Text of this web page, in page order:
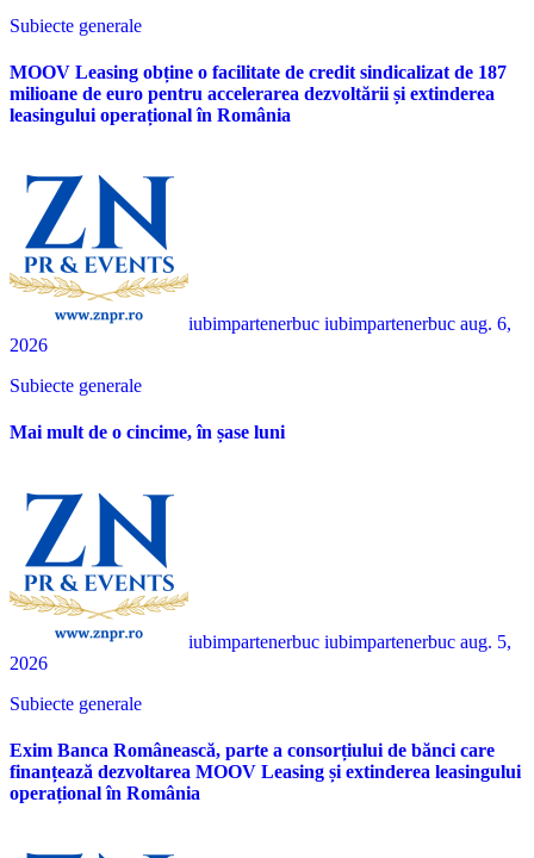
Subiecte generale
MOOV Leasing obține o facilitate de credit sindicalizat de 187
milioane de euro pentru accelerarea dezvoltării și extinderea
leasingului operațional în România
iubimpartenerbuc iubimpartenerbuc aug. 6,
2026
Subiecte generale
Mai mult de o cincime, în șase luni
iubimpartenerbuc iubimpartenerbuc aug. 5,
2026
Subiecte generale
Exim Banca Românească, parte a consorțiului de bănci care
finanțează dezvoltarea MOOV Leasing și extinderea leasingului
operațional în România